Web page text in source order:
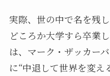
実際、世の中で名を残
どころか大学すら卒業
は、マーク・ザッカー
に“中退して世界を変え